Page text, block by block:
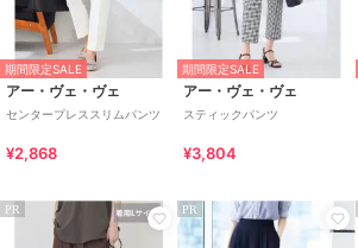
期間限定SALE
アー・ヴェ・ヴェ
センタープレススリムパンツ
¥2,868
期間限定SALE
アー・ヴェ・ヴェ
スティックパンツ
¥3,804
PR PR